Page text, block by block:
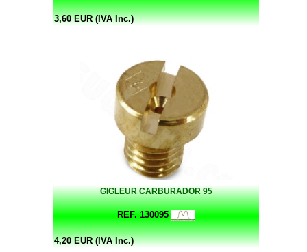
3,60 EUR (IVA Inc.)
GIGLEUR CARBURADOR 95
REF. 130095
4,20 EUR (IVA Inc.)